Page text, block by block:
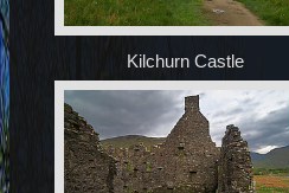
Kilchurn Castle